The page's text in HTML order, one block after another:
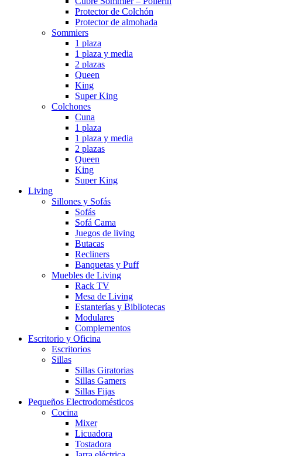
Protector de Colchón
Protector de almohada
Sommiers
1 plaza
1 plaza y media
2 plazas
Queen
King
Super King
Colchones
Cuna
1 plaza
1 plaza y media
2 plazas
Queen
King
Super King
Living
Sillones y Sofás
Sofás
Sofá Cama
Juegos de living
Butacas
Recliners
Banquetas y Puff
Muebles de Living
Rack TV
Mesa de Living
Estanterías y Bibliotecas
Modulares
Complementos
Escritorio y Oficina
Escritorios
Sillas
Sillas Giratorias
Sillas Gamers
Sillas Fijas
Pequeños Electrodomésticos
Cocina
Mixer
Licuadora
Tostadora